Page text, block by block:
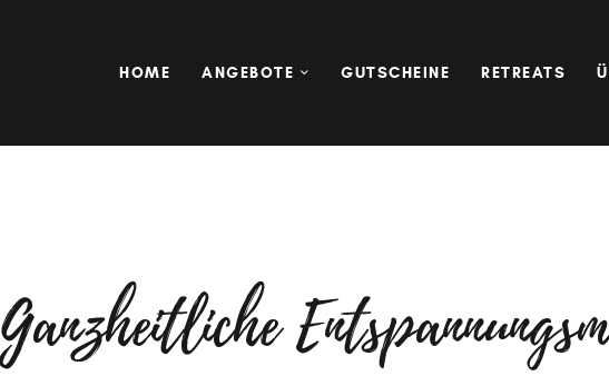
HOME ANGEBOTE GUTSCHEINE RETREATS
ANGEBOTE
RETREATS
Ganzheitliche